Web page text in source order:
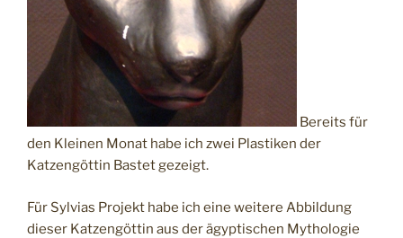
Bereits für
den Kleinen Monat habe ich zwei Plastiken der
Katzengöttin Bastet gezeigt.
Für Sylvias Projekt habe ich eine weitere Abbildung
dieser Katzengöttin aus der ägyptischen Mythologie